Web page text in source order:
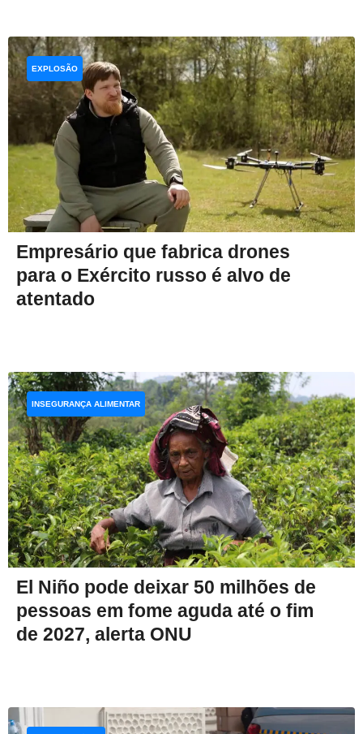
Empresário que fabrica drones
para o Exército russo é alvo de
atentado
EXPLOSÃO
El Niño pode deixar 50 milhões de
pessoas em fome aguda até o fim
de 2027, alerta ONU
INSEGURANÇA ALIMENTAR